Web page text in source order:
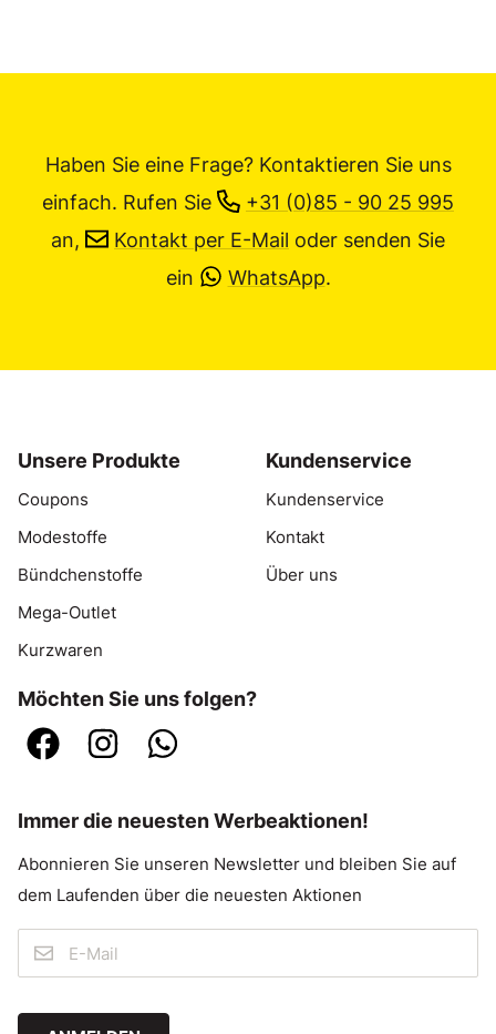
Haben Sie eine Frage? Kontaktieren Sie uns
einfach. Rufen Sie
+31 (0)85 - 90 25 995
an,
Kontakt per E-Mail oder senden Sie
ein
WhatsApp.
Unsere Produkte
Coupons
Modestoffe
Bündchenstoffe
Mega-Outlet
Kurzwaren
Kundenservice
Kundenservice
Kontakt
Über uns
Möchten Sie uns folgen?
Immer die neuesten Werbeaktionen!
Abonnieren Sie unseren Newsletter und bleiben Sie auf
dem Laufenden über die neuesten Aktionen